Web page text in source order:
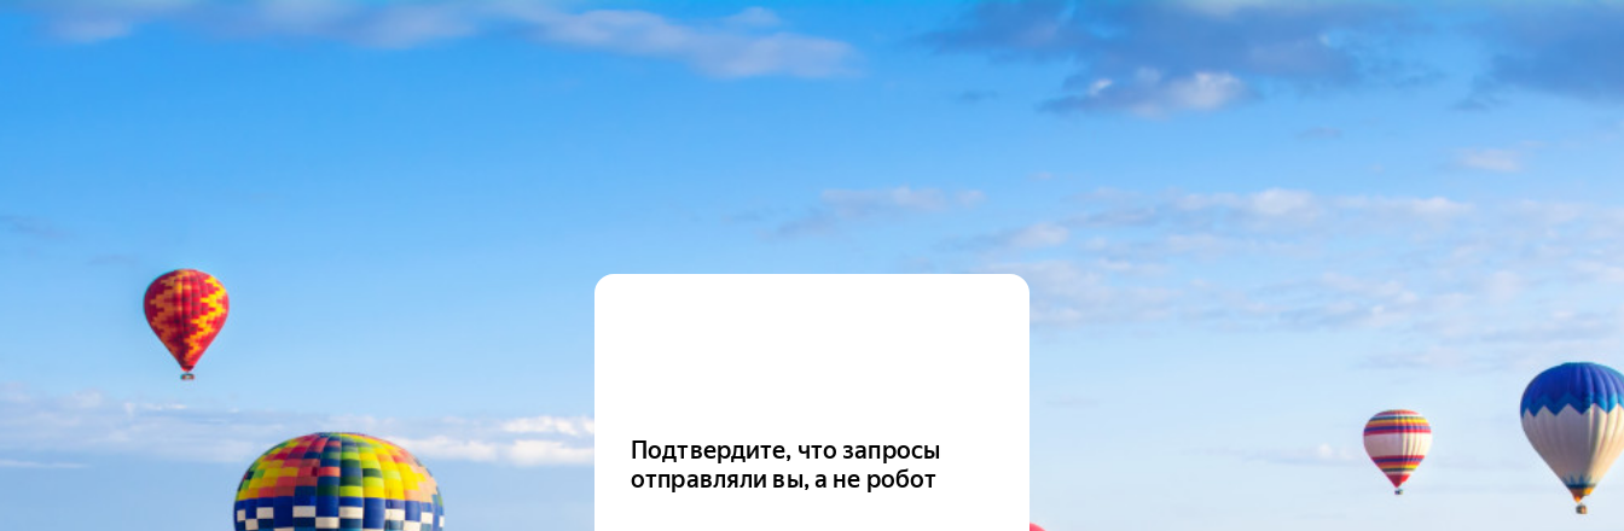
Подтвердите, что запросы
отправляли вы, а не робот